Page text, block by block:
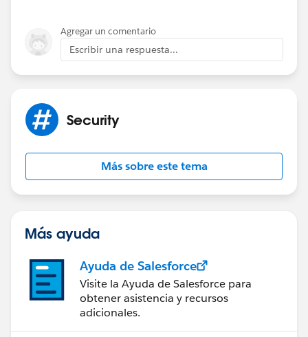
Agregar un comentario
Escribir una respuesta...
Security
Más sobre este tema
Más ayuda
Ayuda de Salesforce
Visite la Ayuda de Salesforce para
obtener asistencia y recursos
adicionales.